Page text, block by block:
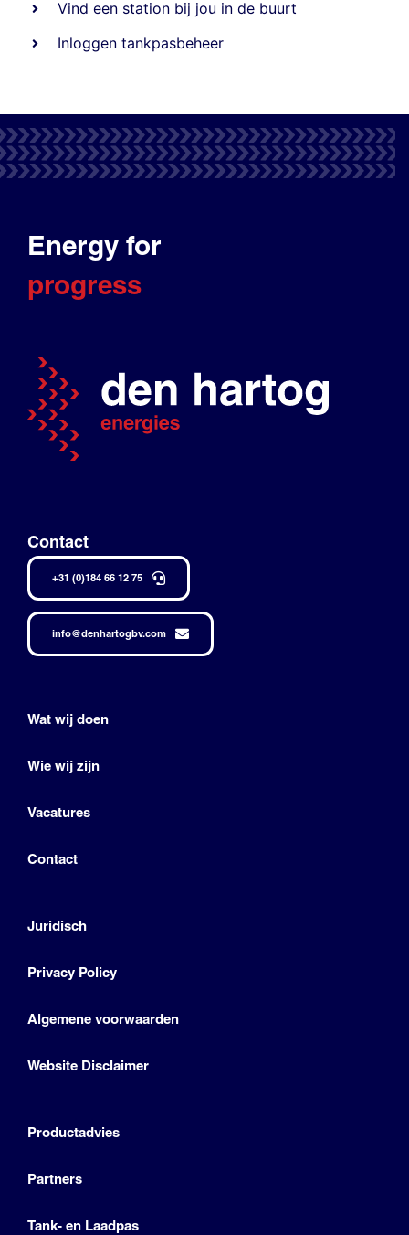
Vind een station bij jou in de buurt
Inloggen tankpasbeheer
Energy for
progress
Contact
+31 (0)184 66 12 75
info@denhartogbv.com
Wat wij doen
Wie wij zijn
Vacatures
Contact
Juridisch
Privacy Policy
Algemene voorwaarden
Website Disclaimer
Productadvies
Partners
Tank- en Laadpas